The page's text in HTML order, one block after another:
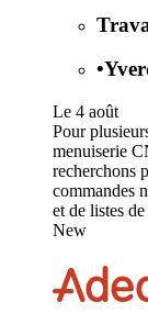
•
Le 4 août
Pour
menuiserie
recherchons
commandes
et de listes
New